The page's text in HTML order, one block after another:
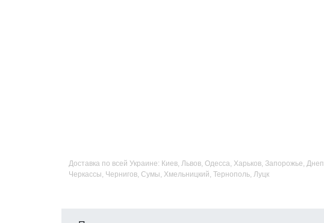
Доставка по всей Украине: Киев, Львов, Одесса, Харьков, Запорожье,
Черкассы, Чернигов, Сумы, Хмельницкий, Тернополь, Луцк